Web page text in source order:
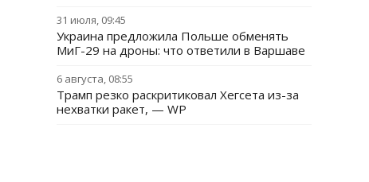
31 июля, 09:45
Украина предложила Польше обменять
МиГ-29 на дроны: что ответили в Варшаве
6 августа, 08:55
Трамп резко раскритиковал Хегсета из-за
нехватки ракет, — WP